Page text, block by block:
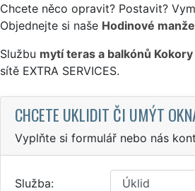
Chcete něco opravit? Postavit?
Objednejte si naše Hodinové
Službu mytí teras a balkónů Kokory
sítě EXTRA SERVICES.
CHCETE UKLIDIT ČI UMÝT
Vyplňte si formulář nebo nás
Služba